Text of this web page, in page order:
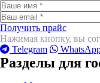
Получить прайс
Нажимая кнопку, вы
Telegram
Разделы для